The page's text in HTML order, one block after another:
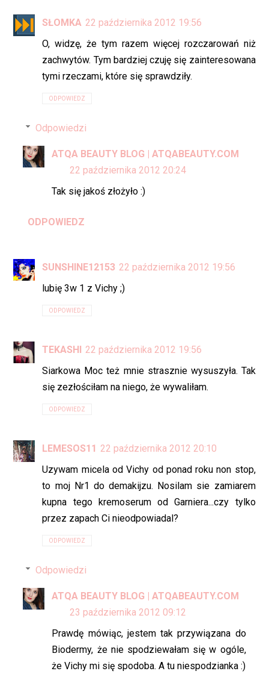
SŁOMKA 22 października 2012 19:56
O, widzę, że tym razem więcej rozczarowań niż
zachwytów. Tym bardziej czuję się zainteresowana
tymi rzeczami, które się sprawdziły.
ODPOWIEDZ
Odpowiedzi
ATQA BEAUTY BLOG | ATQABEAUTY.COM
22 października 2012 20:24
Tak się jakoś złożyło :)
ODPOWIEDZ
SUNSHINE12153 22 października 2012 19:56
lubię 3w 1 z Vichy ;)
ODPOWIEDZ
TEKASHI 22 października 2012 19:56
Siarkowa Moc też mnie strasznie wysuszyła. Tak
się zezłościłam na niego, że wywaliłam.
ODPOWIEDZ
LEMESOS11 22 października 2012 20:10
Uzywam micela od Vichy od ponad roku non stop,
to moj Nr1 do demakijzu. Nosilam sie zamiarem
kupna tego kremoserum od Garniera...czy tylko
przez zapach Ci nieodpowiadal?
ODPOWIEDZ
Odpowiedzi
ATQA BEAUTY BLOG | ATQABEAUTY.COM
23 października 2012 09:12
Prawdę mówiąc, jestem tak przywiązana do
Biodermy, że nie spodziewałam się w ogóle,
że Vichy mi się spodoba. A tu niespodzianka :)